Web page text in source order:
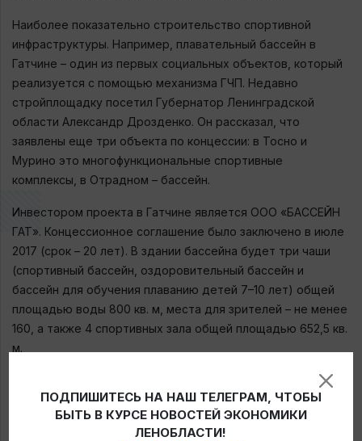
Наиболее показательно строительство спортивной
инфраструктуры. Например, плавательный бассейн в
Гатчине – один из первых социальных объектов, который
реализуется с помощью механизма ГЧП. Недавно
стройплощадку посетил Губернатор Ленинградской
области Александр Дрозденко. Он рассказал, что
заявлены еще три объекта по концессии: в Тосно и
Мурино это многофункциональные спортивные
комплексы, в Отрадном – бассейн.
Инвестором проекта в Гатчине является ООО «БАССЕЙН
ГАТ». Концессионное соглашение было заключено в июле
2017 (срок – 20 лет). В здании бассейна будет три чаши
(спортивный бассейн, оздоровительный бассейн и
бассейн для обучения плаванию детей 7–10 лет) общей
площадью воды 800 кв. м, места для зрителей – не менее
160, а также 4 спортивных зала общей площадью 652,5 кв.
м.
Прогнозируемый срок ввода бассейна в эксплуатацию –
декабрь 2020 года. Сегодня строительная готовность
объекта составляет 74%.
ПОДПИШИТЕСЬ НА НАШ ТЕЛЕГРАМ, ЧТОБЫ
БЫТЬ В КУРСЕ НОВОСТЕЙ ЭКОНОМИКИ
ЛЕНОБЛАСТИ!